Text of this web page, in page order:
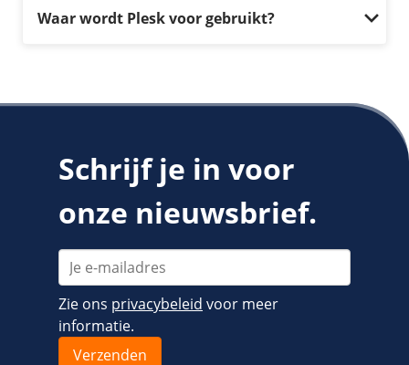
Waar wordt Plesk voor gebruikt?
Schrijf je in voor
onze nieuwsbrief.
Zie ons privacybeleid voor meer
informatie.